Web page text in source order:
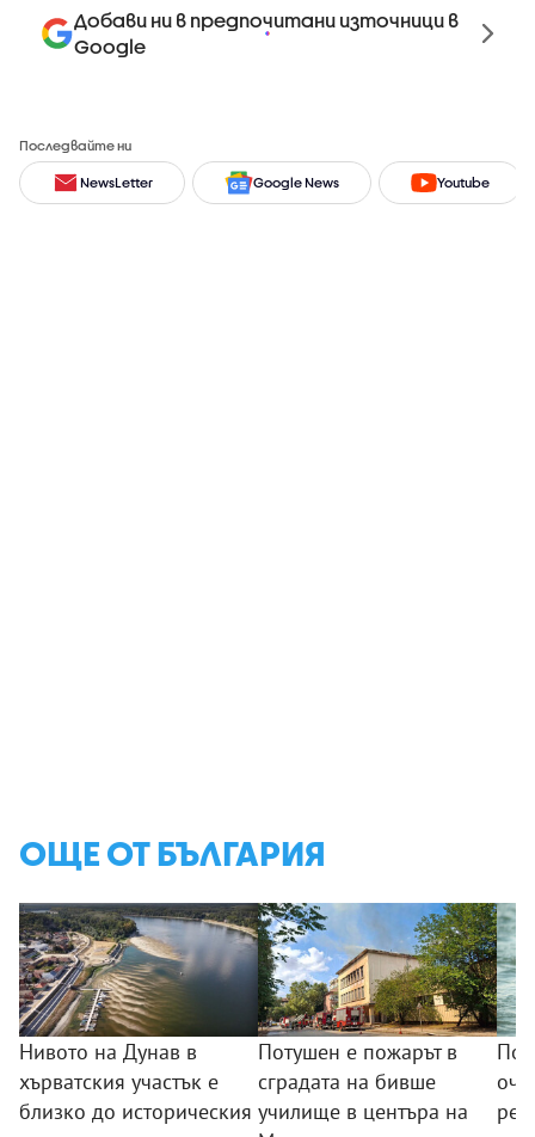
Добави ни в предпочитани източници в
Google
Последвайте ни
NewsLetter Google News Youtube
ОЩЕ ОТ БЪЛГАРИЯ
Нивото на Дунав в
хърватския участък е
близко до историческия
Потушен е пожарът в
сградата на бивше
училище в центъра на